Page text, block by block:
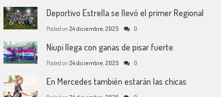
Deportivo Estrella se llevó el primer Regional
Posted on 24 diciembre, 2025 0
Niupi llega con ganas de pisar fuerte
Posted on 24 diciembre, 2025 0
En Mercedes también estarán las chicas